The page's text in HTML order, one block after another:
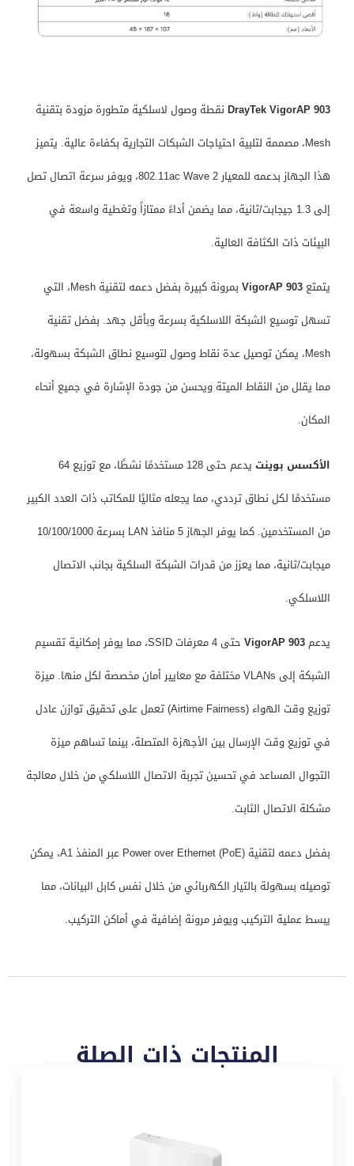
DrayTek VigorAP 903 نقطة وصول لاسلكية متطورة مزودة بتقنية
Mesh، مصممة لتلبية احتياجات الشبكات التجارية بكفاءة عالية. يتميز
هذا الجهاز بدعمه للمعيار 802.11ac Wave 2، ويوفر سرعة اتصال تصل
إلى 1.3 جيجابت/ثانية، مما يضمن أداءً ممتازاً وتغطية واسعة في
البيئات ذات الكثافة العالية.
يتمتع VigorAP 903
بمرونة كبيرة بفضل دعمه لتقنية Mesh، التي
تسهل توسيع الشبكة اللاسلكية بسرعة وبأقل جهد. بفضل تقنية
Mesh، يمكن توصيل عدة نقاط وصول لتوسيع نطاق الشبكة بسهولة،
مما يقلل من النقاط الميتة ويحسن من جودة الإشارة في جميع أنحاء
المكان.
الأكسس بوينت
يدعم حتى 128 مستخدمًا نشطًا، مع توزيع 64
مستخدمًا لكل نطاق ترددي، مما يجعله مثاليًا للمكاتب ذات العدد الكبير
من المستخدمين. كما يوفر الجهاز 5 منافذ LAN بسرعة 10/100/1000
ميجابت/ثانية، مما يعزز من قدرات الشبكة السلكية بجانب الاتصال
اللاسلكي.
يدعمVigorAP 903
حتى 4 معرفات SSID، مما يوفر إمكانية تقسيم
الشبكة إلى VLANs مختلفة مع معايير أمان مخصصة لكل منها. ميزة
توزيع وقت الهواء (Airtime Fairness) تعمل على تحقيق توازن عادل
في توزيع وقت الإرسال بين الأجهزة المتصلة، بينما تساهم ميزة
التجوال المساعد في تحسين تجربة الاتصال اللاسلكي من خلال معالجة
مشكلة الاتصال الثابت.
بفضل دعمه لتقنية Power over Ethernet (PoE) عبر المنفذ A1، يمكن
توصيله بسهولة بالتيار الكهربائي من خلال نفس كابل البيانات، مما
يبسط عملية التركيب ويوفر مرونة إضافية في أماكن التركيب.
المنتجات ذات الصلة